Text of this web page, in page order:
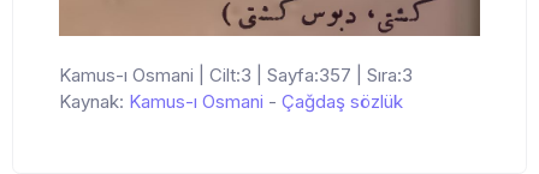
Kamus-ı Osmani | Cilt:3 | Sayfa:357 | Sıra:3
Kaynak: Kamus-ı Osmani - Çağdaş sözlük